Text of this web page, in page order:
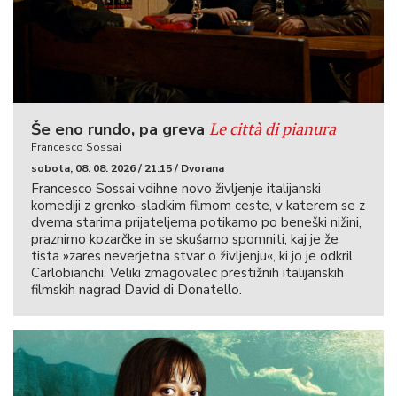
Še eno rundo, pa greva Le città di pianura
Francesco Sossai
sobota, 08. 08. 2026 / 21:15 / Dvorana
Francesco Sossai vdihne novo življenje italijanski
komediji z grenko-sladkim filmom ceste, v katerem se z
dvema starima prijateljema potikamo po beneški nižini,
praznimo kozarčke in se skušamo spomniti, kaj je že
tista »zares neverjetna stvar o življenju«, ki jo je odkril
Carlobianchi. Veliki zmagovalec prestižnih italijanskih
filmskih nagrad David di Donatello.